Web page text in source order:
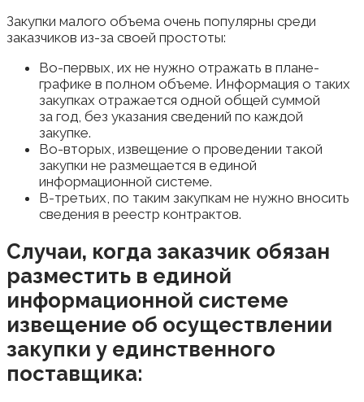
Закупки малого объема очень популярны среди
заказчиков из-за своей простоты:
Во-первых, их не нужно отражать в плане-
графике в полном объеме. Информация о таких
закупках отражается одной общей суммой
за год, без указания сведений по каждой
закупке.
Во-вторых, извещение о проведении такой
закупки не размещается в единой
информационной системе.
В-третьих, по таким закупкам не нужно вносить
сведения в реестр контрактов.
Случаи, когда заказчик обязан
разместить в единой
информационной системе
извещение об осуществлении
закупки у единственного
поставщика: